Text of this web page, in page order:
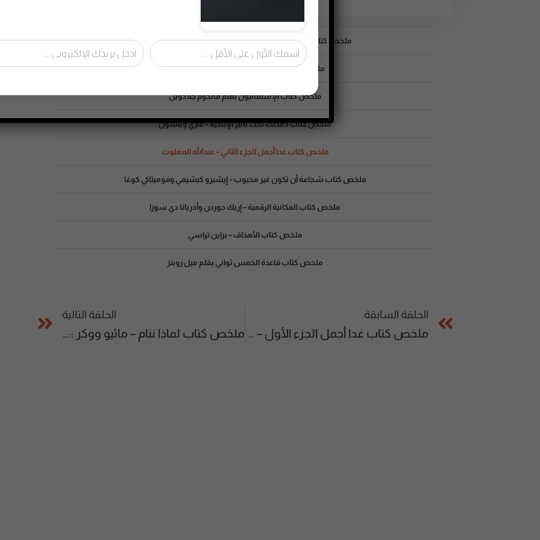
ملخص كتاب كيف تحصل على ما تريد دون أن تطلب؟ – ريتشارد تمبلر
ملخص كتاب التحول الإيجابي – كاثرين ساندرسون
ملخص كتاب الإستثنائيون بقلم مالكوم جلادويل
ملخص كتاب دماغك تحت تأثير الإباحية – غاري ويلسون
ملخص كتاب غدا أجمل الجزء الثاني – عبدالله المغلوث
ملخص كتاب شجاعة أن تكون غير محبوب – إيشيرو كيشيمي وفوميتاكي كوغا
ملخص كتاب المكانية الرقمية – إريك جوردن وأدريانا دي سوزا
ملخص كتاب الأهداف – براين تراسي
ملخص كتاب قاعدة الخمس ثواني بقلم ميل روبنز
الحلقة السابقة
ملخص كتاب غدا أجمل الجزء الأول – عبدالله المغلوث
الحلقة التالية
ملخص كتاب لماذا ننام – ماثيو ووكر :: Why We Sleep – Matthew Walker